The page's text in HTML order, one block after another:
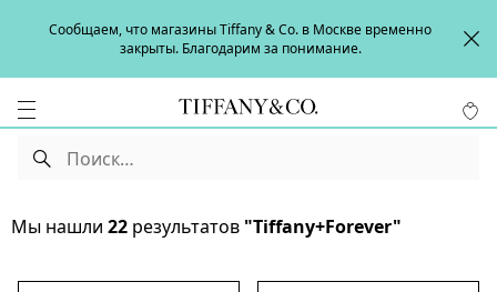
Сообщаем, что магазины Tiffany & Co. в Москве временно
закрыты. Благодарим за понимание.
Мы нашли 22 результатов "Tiffany+Forever"